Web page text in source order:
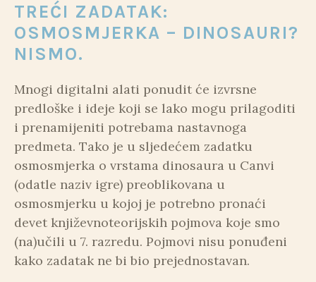
TREĆI ZADATAK:
OSMOSMJERKA – DINOSAURI?
NISMO.
Mnogi digitalni alati ponudit će izvrsne
predloške i ideje koji se lako mogu prilagoditi
i prenamijeniti potrebama nastavnoga
predmeta. Tako je u sljedećem zadatku
osmosmjerka o vrstama dinosaura u Canvi
(odatle naziv igre) preoblikovana u
osmosmjerku u kojoj je potrebno pronaći
devet književnoteorijskih pojmova koje smo
(na)učili u 7. razredu. Pojmovi nisu ponuđeni
kako zadatak ne bi bio prejednostavan.